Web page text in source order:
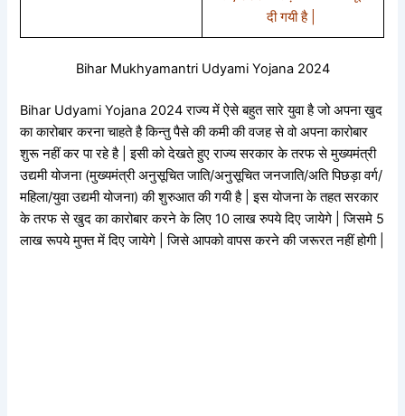
दी गयी है |
Bihar Mukhyamantri Udyami Yojana 2024​​
Bihar Udyami Yojana 2024 राज्य में ऐसे बहुत सारे युवा है जो अपना खुद
का कारोबार करना चाहते है किन्तु पैसे की कमी की वजह से वो अपना कारोबार
शुरू नहीं कर पा रहे है | इसी को देखते हुए राज्य सरकार के तरफ से मुख्यमंत्री
उद्यमी योजना (मुख्यमंत्री अनुसूचित जाति/अनुसूचित जनजाति/अति पिछड़ा वर्ग/
महिला/युवा उद्यमी योजना) की शुरुआत की गयी है | इस योजना के तहत सरकार
के तरफ से खुद का कारोबार करने के लिए 10 लाख रुपये दिए जायेगे | जिसमे 5
लाख रूपये मुफ्त में दिए जायेगे | जिसे आपको वापस करने की जरूरत नहीं होगी |